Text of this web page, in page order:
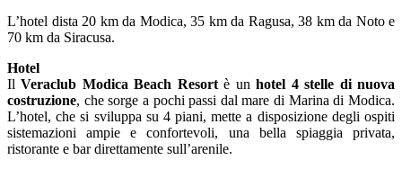
L’hotel dista 20 km da Modica, 35 km da Ragusa, 38 km da Noto e
70 km da Siracusa.
Hotel
IlVeraclub Modica Beach Resortè unhotel 4 stelle di nuova
costruzione, che sorge a pochi passi dal mare di Marina di Modica.
L’hotel, che si sviluppa su 4 piani, mette a disposizione degli ospiti
sistemazioni ampie e confortevoli, una bella spiaggia privata,
ristorante e bar direttamente sull’arenile.